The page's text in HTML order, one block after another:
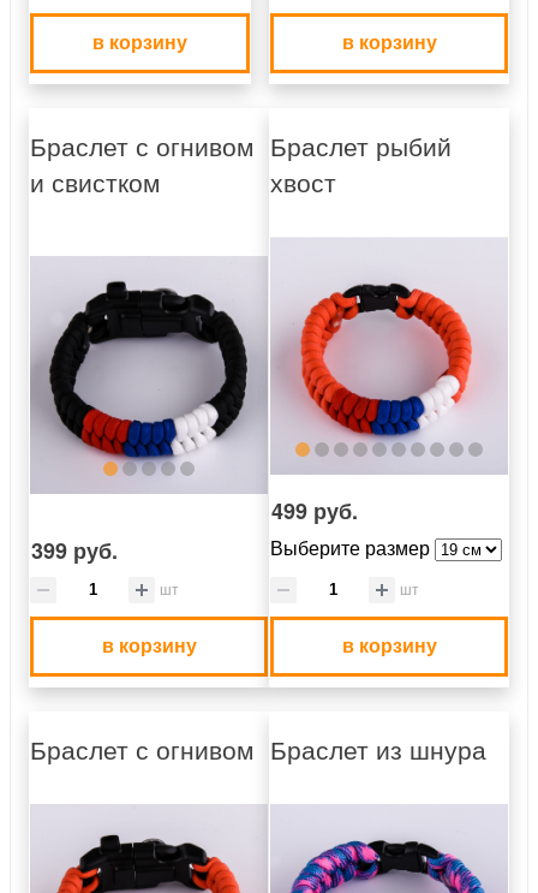
в корзину в корзину
Браслет с огнивом
и свистком
399 руб.
шт
в корзину
Браслет рыбий
хвост
499 руб.
Выберите размер
шт
в корзину
Браслет с огнивом Браслет из шнура